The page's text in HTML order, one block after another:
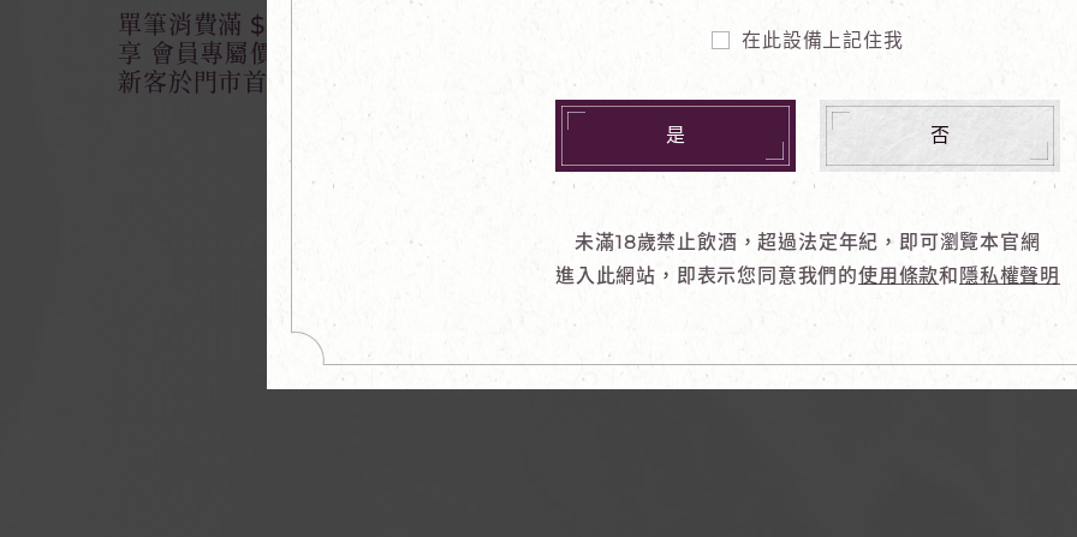
單筆消費滿 $5,000 即可成為會員
享 會員專屬價：部分酒款、品飲會與餐酒會優惠
新客於門市首購 再贈入會禮（一人限領一次）
精選高品質酒款，透過溫醇與雅緻葡萄酒喚醒相聚美好時光在此設備上記住我
是 否
未滿18歲禁止飲酒，超過法定年紀，即可瀏覽本官網
進入此網站，即表示您同意我們的使用條款和 隱私權聲明